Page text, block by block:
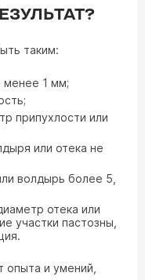
таким:
менее 1 мм;
припухлости или
или отека не
волдырь более 5,
отека или
участки пастозны,
опыта и умений,